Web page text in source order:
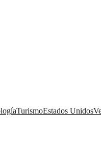
TurismoEstados Unidos